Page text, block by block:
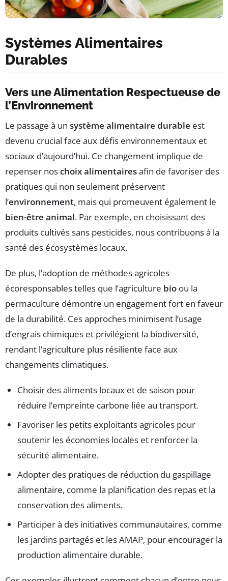
Systèmes Alimentaires
Durables
Vers une Alimentation Respectueuse de
l’Environnement
Le passage à un système alimentaire durable est
devenu crucial face aux défis environnementaux et
sociaux d’aujourd’hui. Ce changement implique de
repenser noschoix alimentairesafin de favoriser des
pratiques qui non seulement préservent
l’environnement, mais qui promeuvent également le
bien-être animal. Par exemple, en choisissant des
produits cultivés sans pesticides, nous contribuons à la
santé des écosystèmes locaux.
De plus, l’adoption de méthodes agricoles
écoresponsables telles que l’agriculture bio ou la
permaculture démontre un engagement fort en faveur
de la durabilité. Ces approches minimisent l’usage
d’engrais chimiques et privilégient la biodiversité,
rendant l’agriculture plus résiliente face aux
changements climatiques.
Choisir des aliments locaux et de saison pour
réduire l’empreinte carbone liée au transport.
Favoriser les petits exploitants agricoles pour
soutenir les économies locales et renforcer la
sécurité alimentaire.
Adopter des pratiques de réduction du gaspillage
alimentaire, comme la planification des repas et la
conservation des aliments.
Participer à des initiatives communautaires, comme
les jardins partagés et les AMAP, pour encourager la
production alimentaire durable.